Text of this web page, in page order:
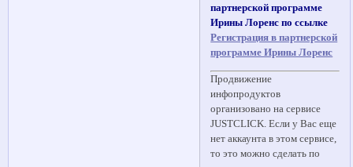
партнерской программе
Ирины Лоренс по ссылке
Регистрация в партнерской
программе Ирины Лоренс
Продвижение
инфопродуктов
организовано на сервисе
JUSTCLICK. Если у Вас еще
нет аккаунта в этом сервисе,
то это можно сделать по